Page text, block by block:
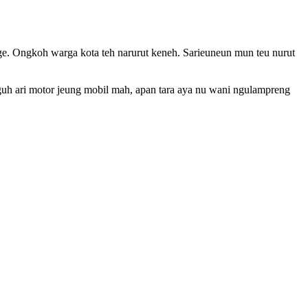
Ongkoh warga kota teh narurut keneh. Sarieuneun mun teu nurut
ari motor jeung mobil mah, apan tara aya nu wani ngulampreng